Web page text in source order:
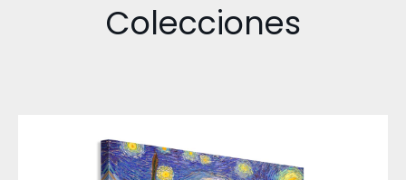
Colecciones